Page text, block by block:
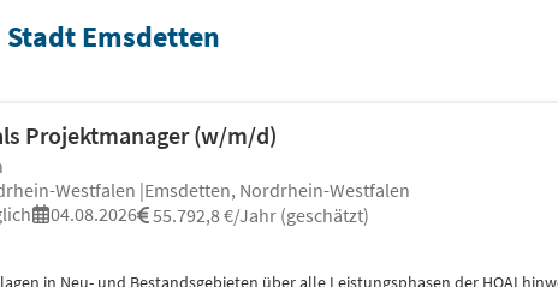
Emsdetten
Projektmanager (w/m/d)
Westfalen |Emsdetten, Nordrhein-Westfalen
04.08.2026 55.792,8 €/Jahr (geschätzt)
in Neu- und Bestandsgebieten über alle Leistungsphasen der HOAI